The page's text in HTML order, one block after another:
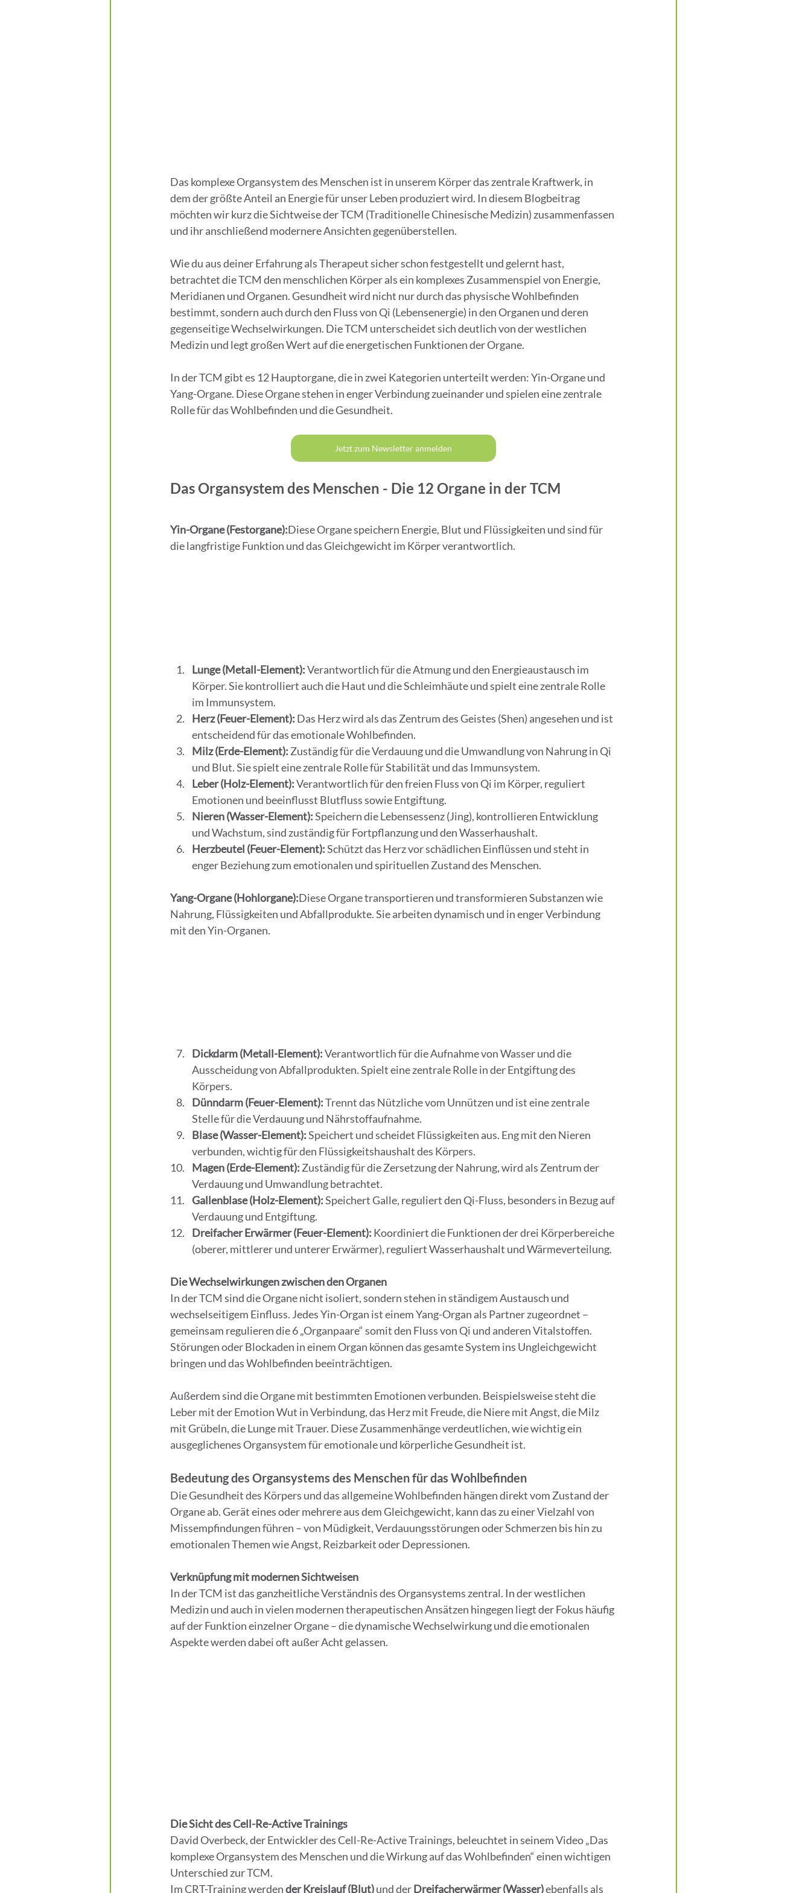
Das komplexe Organsystem des Menschen ist in unserem Körper das zentrale Kraftwerk, in
dem der größte Anteil an Energie für unser Leben produziert wird. In diesem Blogbeitrag
möchten wir kurz die Sichtweise der TCM (Traditionelle Chinesische Medizin) zusammenfassen
und ihr anschließend modernere Ansichten gegenüberstellen.
Wie du aus deiner Erfahrung als Therapeut sicher schon festgestellt und gelernt hast,
betrachtet die TCM den menschlichen Körper als ein komplexes Zusammenspiel von Energie,
Meridianen und Organen. Gesundheit wird nicht nur durch das physische Wohlbefinden
bestimmt, sondern auch durch den Fluss von Qi (Lebensenergie) in den Organen und deren
gegenseitige Wechselwirkungen. Die TCM unterscheidet sich deutlich von der westlichen
Medizin und legt großen Wert auf die energetischen Funktionen der Organe.
In der TCM gibt es 12 Hauptorgane, die in zwei Kategorien unterteilt werden: Yin-Organe und
Yang-Organe. Diese Organe stehen in enger Verbindung zueinander und spielen eine zentrale
Rolle für das Wohlbefinden und die Gesundheit.
Jetzt zum Newsletter anmelden
Das Organsystem des Menschen - Die 12 Organe in der TCM
Yin-Organe (Festorgane):Diese Organe speichern Energie, Blut und Flüssigkeiten und sind für
die langfristige Funktion und das Gleichgewicht im Körper verantwortlich.
Lunge (Metall-Element): Verantwortlich für die Atmung und den Energieaustausch im
Körper. Sie kontrolliert auch die Haut und die Schleimhäute und spielt eine zentrale Rolle
im Immunsystem.
Herz (Feuer-Element): Das Herz wird als das Zentrum des Geistes (Shen) angesehen und ist
entscheidend für das emotionale Wohlbefinden.
Milz (Erde-Element): Zuständig für die Verdauung und die Umwandlung von Nahrung in Qi
und Blut. Sie spielt eine zentrale Rolle für Stabilität und das Immunsystem.
Leber (Holz-Element): Verantwortlich für den freien Fluss von Qi im Körper, reguliert
Emotionen und beeinflusst Blutfluss sowie Entgiftung.
Nieren (Wasser-Element): Speichern die Lebensessenz (Jing), kontrollieren Entwicklung
und Wachstum, sind zuständig für Fortpflanzung und den Wasserhaushalt.
Herzbeutel (Feuer-Element): Schützt das Herz vor schädlichen Einflüssen und steht in
enger Beziehung zum emotionalen und spirituellen Zustand des Menschen.
Yang-Organe (Hohlorgane):Diese Organe transportieren und transformieren Substanzen wie
Nahrung, Flüssigkeiten und Abfallprodukte. Sie arbeiten dynamisch und in enger Verbindung
mit den Yin-Organen.
Dickdarm (Metall-Element): Verantwortlich für die Aufnahme von Wasser und die
Ausscheidung von Abfallprodukten. Spielt eine zentrale Rolle in der Entgiftung des
Körpers.
Dünndarm (Feuer-Element): Trennt das Nützliche vom Unnützen und ist eine zentrale
Stelle für die Verdauung und Nährstoffaufnahme.
Blase (Wasser-Element): Speichert und scheidet Flüssigkeiten aus. Eng mit den Nieren
verbunden, wichtig für den Flüssigkeitshaushalt des Körpers.
Magen (Erde-Element): Zuständig für die Zersetzung der Nahrung, wird als Zentrum der
Verdauung und Umwandlung betrachtet.
Gallenblase (Holz-Element): Speichert Galle, reguliert den Qi-Fluss, besonders in Bezug auf
Verdauung und Entgiftung.
Dreifacher Erwärmer (Feuer-Element): Koordiniert die Funktionen der drei Körperbereiche
(oberer, mittlerer und unterer Erwärmer), reguliert Wasserhaushalt und Wärmeverteilung.
Die Wechselwirkungen zwischen den Organen
In der TCM sind die Organe nicht isoliert, sondern stehen in ständigem Austausch und
wechselseitigem Einfluss. Jedes Yin-Organ ist einem Yang-Organ als Partner zugeordnet –
gemeinsam regulieren die 6 „Organpaare“ somit den Fluss von Qi und anderen Vitalstoffen.
Störungen oder Blockaden in einem Organ können das gesamte System ins Ungleichgewicht
bringen und das Wohlbefinden beeinträchtigen.
Außerdem sind die Organe mit bestimmten Emotionen verbunden. Beispielsweise steht die
Leber mit der Emotion Wut in Verbindung, das Herz mit Freude, die Niere mit Angst, die Milz
mit Grübeln, die Lunge mit Trauer. Diese Zusammenhänge verdeutlichen, wie wichtig ein
ausgeglichenes Organsystem für emotionale und körperliche Gesundheit ist.
Bedeutung des Organsystems des Menschen für das Wohlbefinden
Die Gesundheit des Körpers und das allgemeine Wohlbefinden hängen direkt vom Zustand der
Organe ab. Gerät eines oder mehrere aus dem Gleichgewicht, kann das zu einer Vielzahl von
Missempfindungen führen – von Müdigkeit, Verdauungsstörungen oder Schmerzen bis hin zu
emotionalen Themen wie Angst, Reizbarkeit oder Depressionen.
Verknüpfung mit modernen Sichtweisen
In der TCM ist das ganzheitliche Verständnis des Organsystems zentral. In der westlichen
Medizin und auch in vielen modernen therapeutischen Ansätzen hingegen liegt der Fokus häufig
auf der Funktion einzelner Organe – die dynamische Wechselwirkung und die emotionalen
Aspekte werden dabei oft außer Acht gelassen.
Die Sicht des Cell-Re-Active Trainings
David Overbeck, der Entwickler des Cell-Re-Active Trainings, beleuchtet in seinem Video „Das
komplexe Organsystem des Menschen und die Wirkung auf das Wohlbefinden“ einen wichtigen
Unterschied zur TCM.
Im CRT-Training werden der Kreislauf (Blut) und der Dreifacherwärmer (Wasser) ebenfalls als